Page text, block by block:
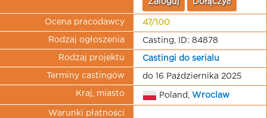
Zaloguj Dołączyć
Ocena pracodawcy 47/100
Rodzaj ogłoszenia Casting, ID: 84878
Rodzaj projektu Castingi do serialu
Terminy castingów do 16 Października 2025
Kraj, miasto Poland, Wroclaw
Warunki płatności